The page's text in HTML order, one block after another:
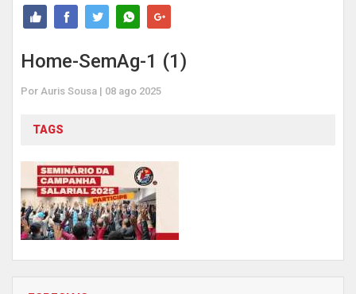
Home-SemAg-1 (1)
Por Auris Sousa | 08 ago 2025
TAGS